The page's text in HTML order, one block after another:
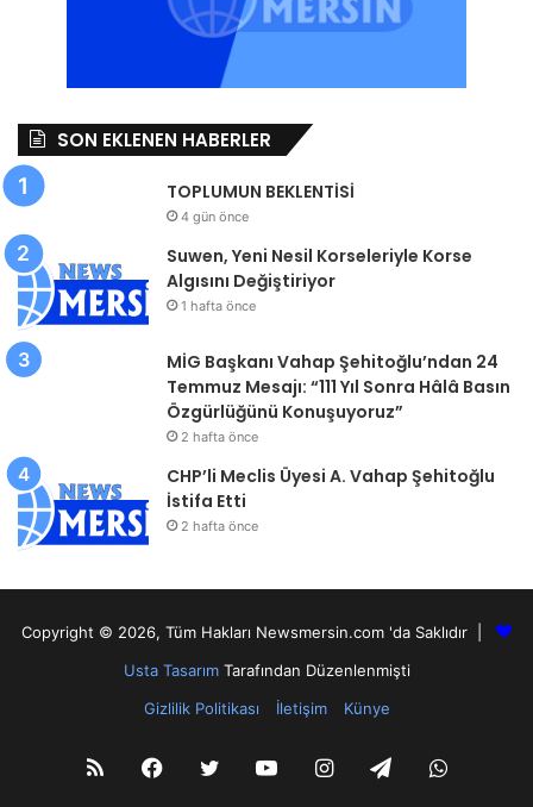
SON EKLENEN HABERLER
TOPLUMUN BEKLENTİSİ
4 gün önce
Suwen, Yeni Nesil Korseleriyle Korse
Algısını Değiştiriyor
1 hafta önce
MİG Başkanı Vahap Şehitoğlu’ndan 24
Temmuz Mesajı: “111 Yıl Sonra Hâlâ Basın
Özgürlüğünü Konuşuyoruz”
2 hafta önce
CHP’li Meclis Üyesi A. Vahap Şehitoğlu
İstifa Etti
2 hafta önce
Copyright © 2026, Tüm Hakları Newsmersin.com 'da Saklıdır |
Usta TasarımTarafından Düzenlenmişti
Gizlilik Politikası
İletişim Künye
RSS Facebook
TwitterYouTubeInstagram
Telegram